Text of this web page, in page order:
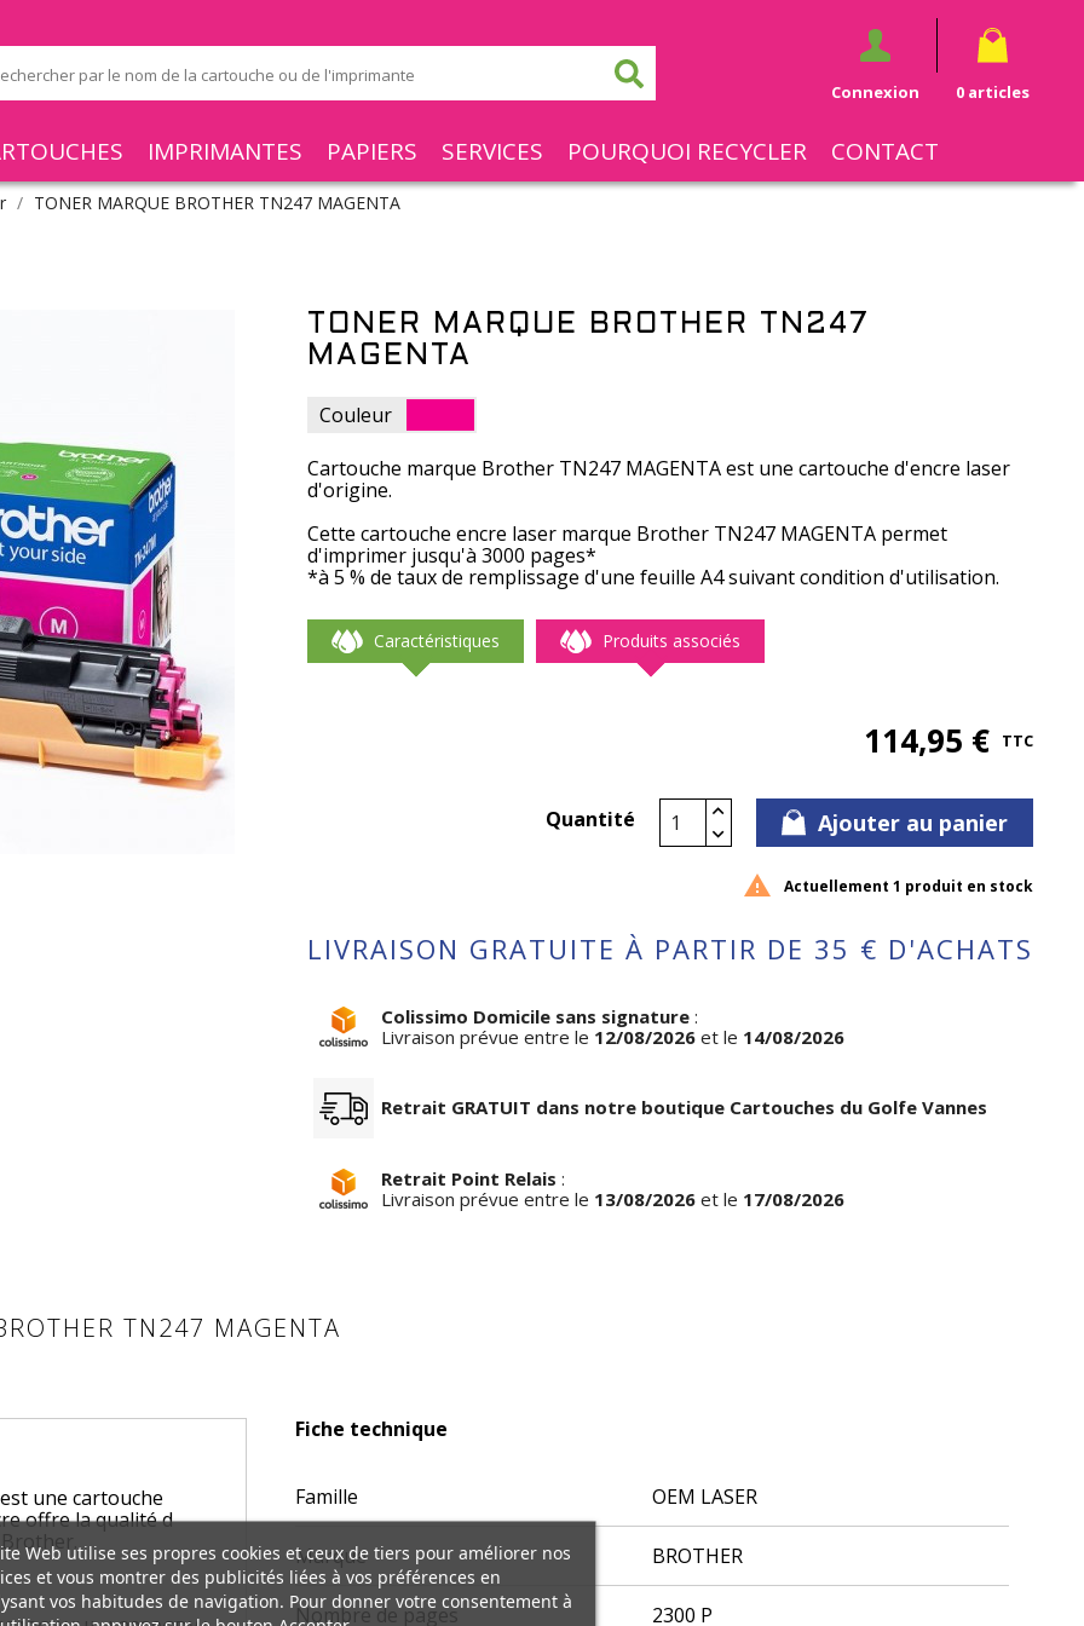
Connexion 0 articles
IMPRIMANTES PAPIERS SERVICES POURQUOI RECYCLER CONTACT
TONER MARQUE BROTHER TN247 MAGENTA
keyboard_arrow_right
TONER MARQUE BROTHER TN247
MAGENTA
Couleur
Cartouche marque Brother TN247 MAGENTA est une cartouche d'encre laser
d'origine.
Cette cartouche encre laser marque Brother TN247 MAGENTA permet
d'imprimer jusqu'à 3000 pages*
*à 5 % de taux de remplissage d'une feuille A4 suivant condition d'utilisation.
Caractéristiques Produits associés
114,95 € TTC
Quantité Ajouter au panier
 Actuellement 1 produit en stock
LIVRAISON GRATUITE À PARTIR DE 35 € D'ACHATS
Colissimo Domicile sans signature :
Livraison prévue entre le 12/08/2026 et le 14/08/2026
Retrait GRATUIT dans notre boutique Cartouches du Golfe Vannes
Retrait Point Relais :
Livraison prévue entre le 13/08/2026 et le 17/08/2026
TN247 MAGENTA
une cartouche
offre la qualité d
Fiche technique
Famille OEM LASER
Marque BROTHER
Nombre de pages 2300 P
Web utilise ses propres cookies et ceux de tiers pour améliorer nos
et vous montrer des publicités liées à vos préférences en
vos habitudes de navigation. Pour donner votre consentement à